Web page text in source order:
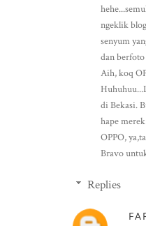
ngeklik
senyum
dan berfoto
Aih, koq
di Bekasi.
hape
OPPO,
Bravo
Replies